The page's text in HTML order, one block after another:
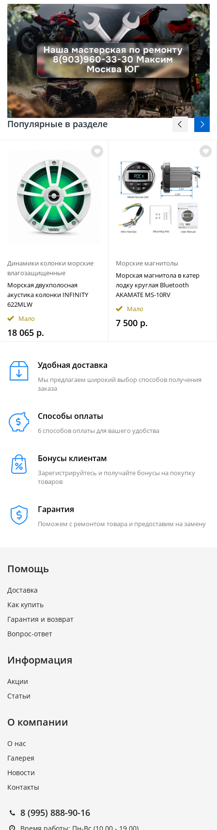
Популярные в разделе
Динамики колонки морские
влагозащищенные
Морская двухполосная
акустика колонки INFINITY
622MLW
Мало
18 065 р.
Морские магнитолы
Морская магнитола в катер
лодку круглая Bluetooth
AKAMATE MS-10RV
Мало
7 500 р.
Удобная доставка
Мы предлагаем широкий выбор способов получения
заказа
Способы оплаты
6 способов оплаты для вашего удобства
Бонусы клиентам
Зарегистрируйтесь и получайте бонусы на покупку
товаров
Гарантия
Поможем с ремонтом товара и предоставим на замену
Помощь
Доставка
Как купить
Гарантия и возврат
Вопрос-ответ
Информация
Акции
Статьи
О компании
О нас
Галерея
Новости
Контакты
8 (995) 888-90-16